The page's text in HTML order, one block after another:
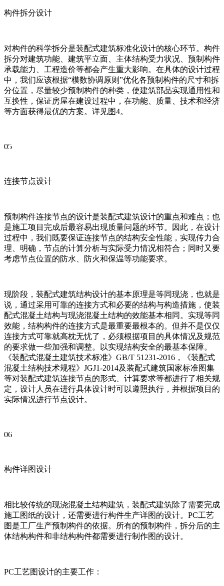
构件拆分设计
对构件的科学拆分是装配式建筑标准化设计的核心环节。构件
拆分对建筑功能、建筑平立面、主体结构受力状况、预制构件
承载能力、工程造价等都会产生重大影响。在具体的设计过程
中，我们应该根据“模数协调原则”优化各预制构件的尺寸和拆
分位置，尽量较少预制构件的种类，使建筑部品实现通用性和
互换性，保证房屋在建设过程中，在功能、质量、技术和经济
等方面获得最优的方案。详见图4。
05
连接节点设计
预制构件连接节点的设计是装配式建筑设计的重点和难点；也
是施工项目完成后最容易出现质量问题的环节。因此，在设计
过程中，我们既要保证连接节点的结构安全性能，实现传力合
理、明确，节点的计算分析与实际受力情况相符合；同时又要
考虑节点位置的防水、防火和保温等功能要求。
现阶段，装配式建筑结构设计的基本原理是等同现浇，也就是
说，通过采用可靠的连接方式和必要的结构与构造措施，使装
配式混凝土结构与现浇混凝土结构的效能基本相同。实现等同
效能，结构构件的连接方式是最重要最根本的。但并不是仅仅
连接方式可靠就高枕无忧了，必须根据项目的具体情况及规范
的要求做一些加强和调整。以实现结构安全的最基本保障。
《装配式混凝土建筑技术标准》GB/T 51231-2016，《装配式
混凝土结构技术规程》JGJ1-2014及装配式建筑国家标准图集
等对装配式建筑连接节点的形式、计算要求等都进行了相关规
定，设计人员在进行具体设计时可以遵照执行，并根据项目的
实际情况进行节点设计。
06
构件详图设计
相比较传统的现浇混凝土结构建筑，装配式建筑除了需要完成
施工图纸的设计，还需要进行构件生产详图的设计。PC工艺
图是工厂生产预制构件的依据。所有的预制构件，拆分后的主
体结构构件和非结构构件都需要进行制作图的设计。
PC工艺图设计的主要工作：